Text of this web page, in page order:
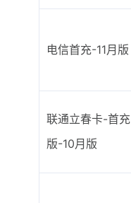
电信首充-11月版
联通立春卡-首充
版-10月版